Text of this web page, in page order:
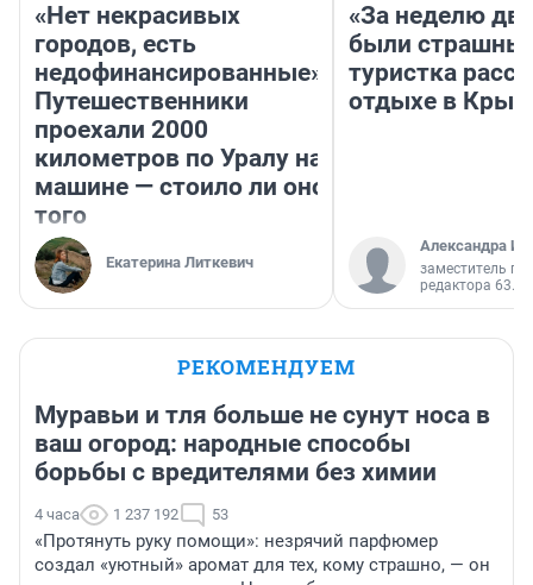
«Нет некрасивых
городов, есть
недофинансированные».
Путешественники
проехали 2000
километров по Уралу на
машине — стоило ли оно
того
Екатерина Литкевич
«За неделю
были
туристка
отдыхе в
Александра
заместитель
редактора 63.RU
РЕКОМЕНДУЕМ
Муравьи и тля больше не сунут носа в
ваш огород: народные способы
борьбы с вредителями без химии
4 часа 1 237 192 53
«Протянуть руку помощи»: незрячий парфюмер
создал «уютный» аромат для тех, кому страшно, — он